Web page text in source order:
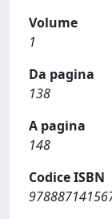
Volume
1
Da pagina
138
A pagina
148
Codice ISBN